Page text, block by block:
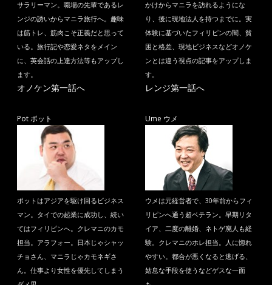
サラリーマン。職場の先輩であるレ
ンジの誘いからマニラ旅行へ。趣味
は筋トレ、筋肉こそ正義だと思って
いる。旅行記や恋愛ネタをメイン
に、英会話の上達方法等もアップし
ます。
オノケン第一話へ
かけからマニラを訪れるようにな
り、後に現地法人を持つまでに。実
体験に基づいたフィリピンの闇、貧
困と格差、現地ビジネスなどオノケ
ンとは違う視点の記事をアップしま
す。
レンジ第一話へ
Pot ポット
ポットはアジアを駆け回るビジネス
マン。タイでの起業に成功し、続い
てはフィリピンへ。クレマニのカモ
担当。アラフォー。日本じゃシャッ
チョさん、マニラじゃカモネギさ
ん。仕事より女性を優先してしまう
Ume ウメ
ウメは元経営者で、30年前からフィ
リピンへ通う超ベテラン。早期リタ
イア、二度の離婚、ネトゲ廃人も経
験。クレマニのホレ担当。人に惚れ
やすい。都合が悪くなると逃げる、
姑息な手段を使うなどゲスな一面